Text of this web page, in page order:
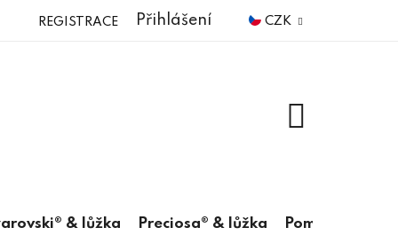
CZK
Přihlášení
REGISTRACE
& lůžka Preciosa® & lůžka Pomůcky